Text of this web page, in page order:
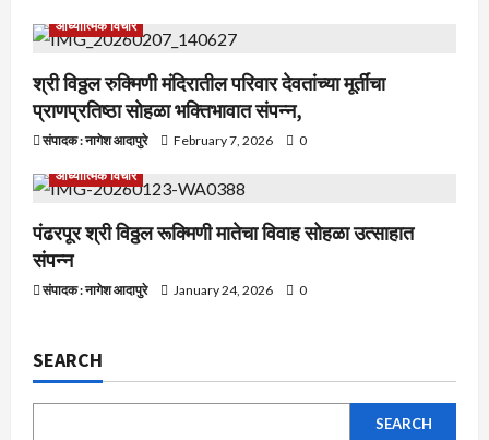
आध्यात्मिक विचार
श्री विठ्ठल रुक्मिणी मंदिरातील परिवार देवतांच्या मूर्तींचा
प्राणप्रतिष्ठा सोहळा भक्तिभावात संपन्न,
संपादक : नागेश आदापुरे February 7, 2026 0
आध्यात्मिक विचार
पंढरपूर श्री विठ्ठल रूक्मिणी मातेचा विवाह सोहळा उत्साहात
संपन्न
संपादक : नागेश आदापुरे January 24, 2026 0
SEARCH
SEARCH